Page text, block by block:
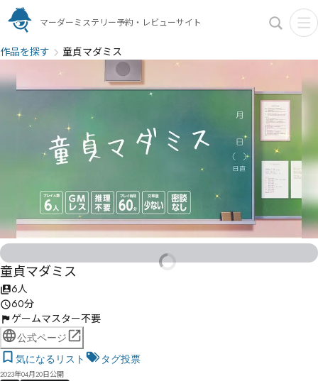
マーダーミステリー予約・レビューサイト
作品を探す 童貞マダミス
童貞マダミス
6人
60分
ゲームマスター不要
公式ページ
気になるリスト
タグ投票
2023年04月20日公開